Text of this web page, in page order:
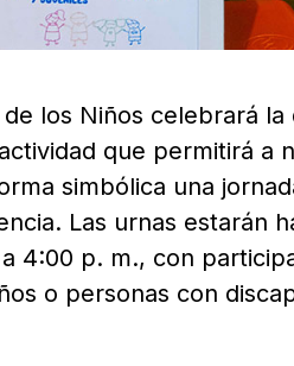
los Niños celebrará la
que permitirá a
simbólica una
Las urnas estarán
4:00 p. m., con
o personas con